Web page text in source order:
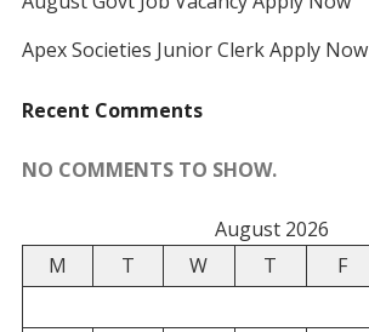
Apex Societies Junior Clerk Apply Now
Recent Comments
NO COMMENTS TO SHOW.
August 2026
M
T W T F